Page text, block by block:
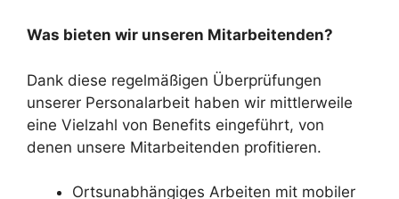
Was bieten wir unseren Mitarbeitenden?
Dank diese regelmäßigen Überprüfungen
unserer Personalarbeit haben wir mittlerweile
eine Vielzahl von Benefits eingeführt, von
denen unsere Mitarbeitenden profitieren.
Ortsunabhängiges Arbeiten mit mobiler